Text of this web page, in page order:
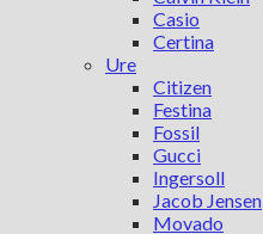
Casio
Certina
Ure
Citizen
Festina
Fossil
Gucci
Ingersoll
Jacob Jensen
Movado